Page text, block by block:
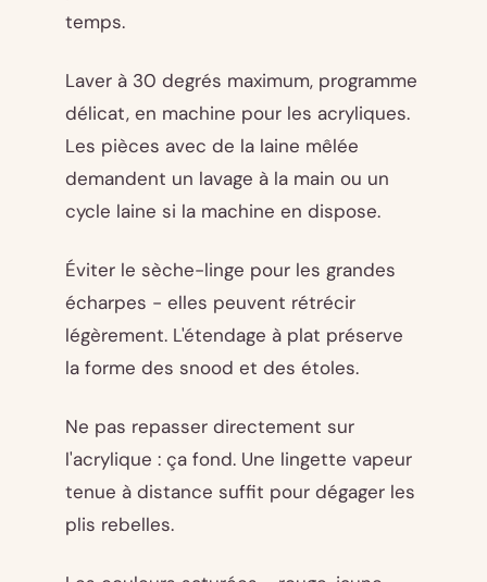
temps.
Laver à 30 degrés maximum, programme
délicat, en machine pour les acryliques.
Les pièces avec de la laine mêlée
demandent un lavage à la main ou un
cycle laine si la machine en dispose.
Éviter le sèche-linge pour les grandes
écharpes - elles peuvent rétrécir
légèrement. L'étendage à plat préserve
la forme des snood et des étoles.
Ne pas repasser directement sur
l'acrylique : ça fond. Une lingette vapeur
tenue à distance suffit pour dégager les
plis rebelles.